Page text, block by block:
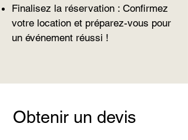
Finalisez la réservation : Confirmez
votre location et préparez-vous pour
un événement réussi !
Obtenir un devis